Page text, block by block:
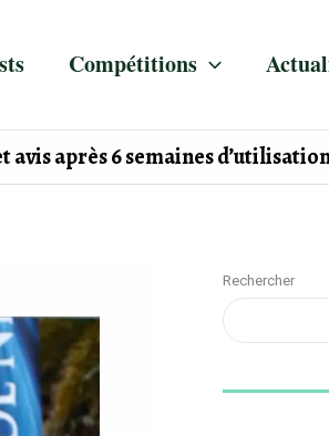
Compétitions
avis après 6 semaines
Rechercher